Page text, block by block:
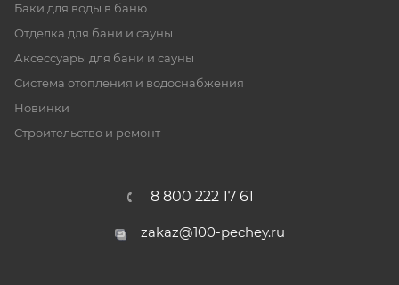
Баки для воды в баню
Отделка для бани и сауны
Аксессуары для бани и сауны
Система отопления и водоснабжения
Новинки
Строительство и ремонт
8 800 222 17 61
zakaz@100-pechey.ru